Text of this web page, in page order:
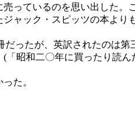
っているのを思い出した
ャック・スピッツの本よ
ったが、英訳されたのは第
昭和二〇年に買ったり読
た。